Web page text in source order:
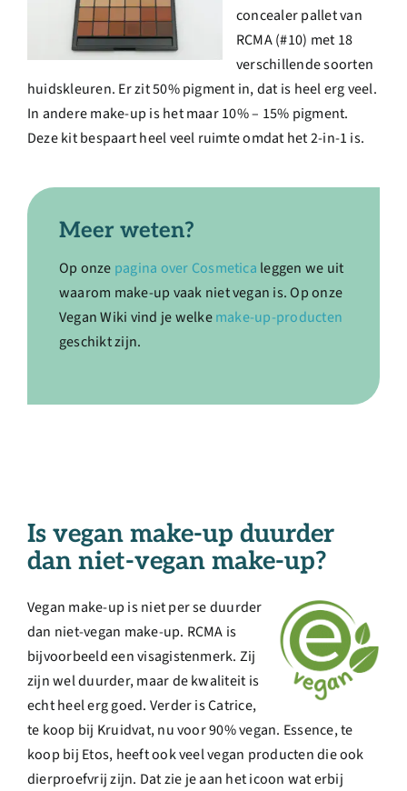
concealer pallet van
RCMA (#10) met 18
verschillende soorten
huidskleuren. Er zit 50% pigment in, dat is heel erg veel.
In andere make-up is het maar 10% – 15% pigment.
Deze kit bespaart heel veel ruimte omdat het 2-in-1 is.
Meer weten?
Op onze pagina over Cosmetica leggen we uit
waarom make-up vaak niet vegan is. Op onze
Vegan Wiki vind je welkemake-up-producten
geschikt zijn.
Is vegan make-up duurder
dan niet-vegan make-up?
Vegan make-up is niet per se duurder
dan niet-vegan make-up. RCMA is
bijvoorbeeld een visagistenmerk. Zij
zijn wel duurder, maar de kwaliteit is
echt heel erg goed. Verder is Catrice,
te koop bij Kruidvat, nu voor 90% vegan. Essence, te
koop bij Etos, heeft ook veel vegan producten die ook
dierproefvrij zijn. Dat zie je aan het icoon wat erbij